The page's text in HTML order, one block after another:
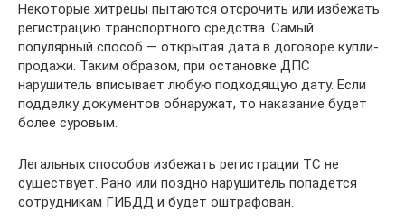
Некоторые хитрецы пытаются отсрочить или избежать
регистрацию транспортного средства. Самый
популярный способ — открытая дата в договоре купли-
продажи. Таким образом, при остановке ДПС
нарушитель вписывает любую подходящую дату. Если
подделку документов обнаружат, то наказание будет
более суровым.
Легальных способов избежать регистрации ТС не
существует. Рано или поздно нарушитель попадется
сотрудникам ГИБДД и будет оштрафован.